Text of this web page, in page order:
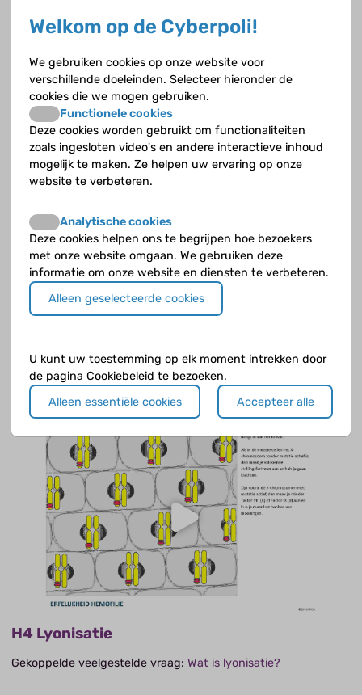
Gekoppeld interview: Wij hebben een app met alle
Gekoppelde medische pagina: Leefregels en adviezen
H4 Lyonisatie
Gekoppelde veelgestelde vraag:Wat is lyonisatie?
Welkom op de Cyberpoli!
We gebruiken cookies op onze website voor
verschillende doeleinden. Selecteer hieronder de
cookies die we mogen gebruiken.
Functionele cookies
Deze cookies worden gebruikt om functionaliteiten
zoals ingesloten video's en andere interactieve inhoud
mogelijk te maken. Ze helpen uw ervaring op onze
website te verbeteren.
Analytische cookies
Deze cookies helpen ons te begrijpen hoe bezoekers
met onze website omgaan. We gebruiken deze
informatie om onze website en diensten te verbeteren.
Alleen geselecteerde cookies
U kunt uw toestemming op elk moment intrekken door
de pagina Cookiebeleid te bezoeken.
Alleen essentiële cookies
Accepteer alle